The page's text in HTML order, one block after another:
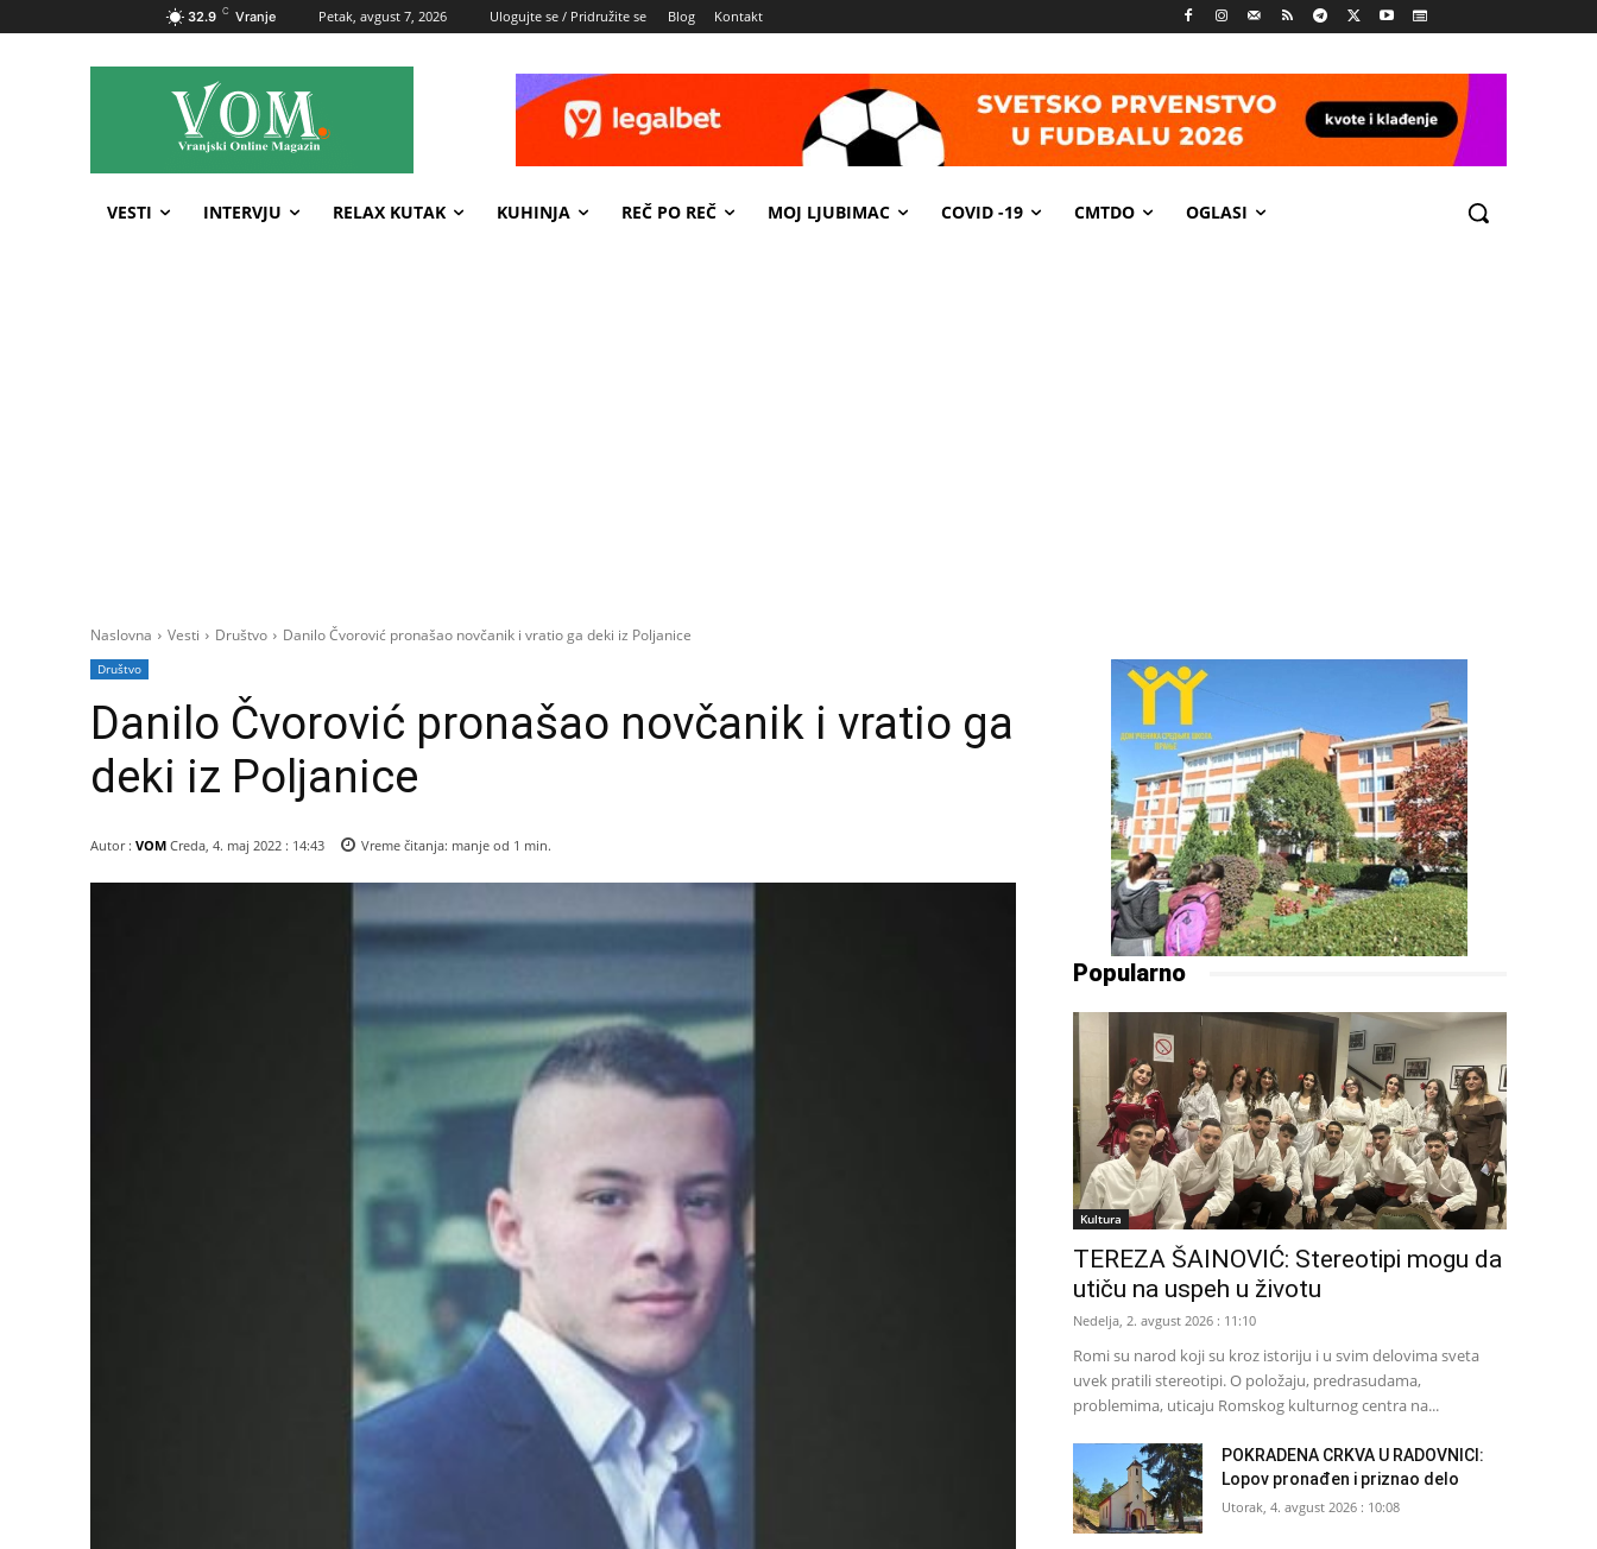
32.9 C Vranje Petak, avgust 7, 2026 Ulogujte se / Pridružite se Blog Kontakt
VESTI INTERVJU RELAX KUTAK KUHINJA REČ PO REČ MOJ LJUBIMAC COVID -19 CMTDO OGLASI
Naslovna Vesti Društvo Danilo Čvorović pronašao novčanik i vratio ga deki iz Poljanice
Društvo
Danilo Čvorović pronašao novčanik i vratio ga
deki iz Poljanice
Autor : VOM Creda, 4. maj 2022 : 14:43 Vreme čitanja: manje od 1 min.
Popularno
Kultura
TEREZA ŠAINOVIĆ: Stereotipi mogu da
utiču na uspeh u životu
Nedelja, 2. avgust 2026 : 11:10
Romi su narod koji su kroz istoriju i u svim delovima sveta
uvek pratili stereotipi. O položaju, predrasudama,
problemima, uticaju Romskog kulturnog centra na...
POKRADENA CRKVA U RADOVNICI:
Lopov pronađen i priznao delo
Utorak, 4. avgust 2026 : 10:08